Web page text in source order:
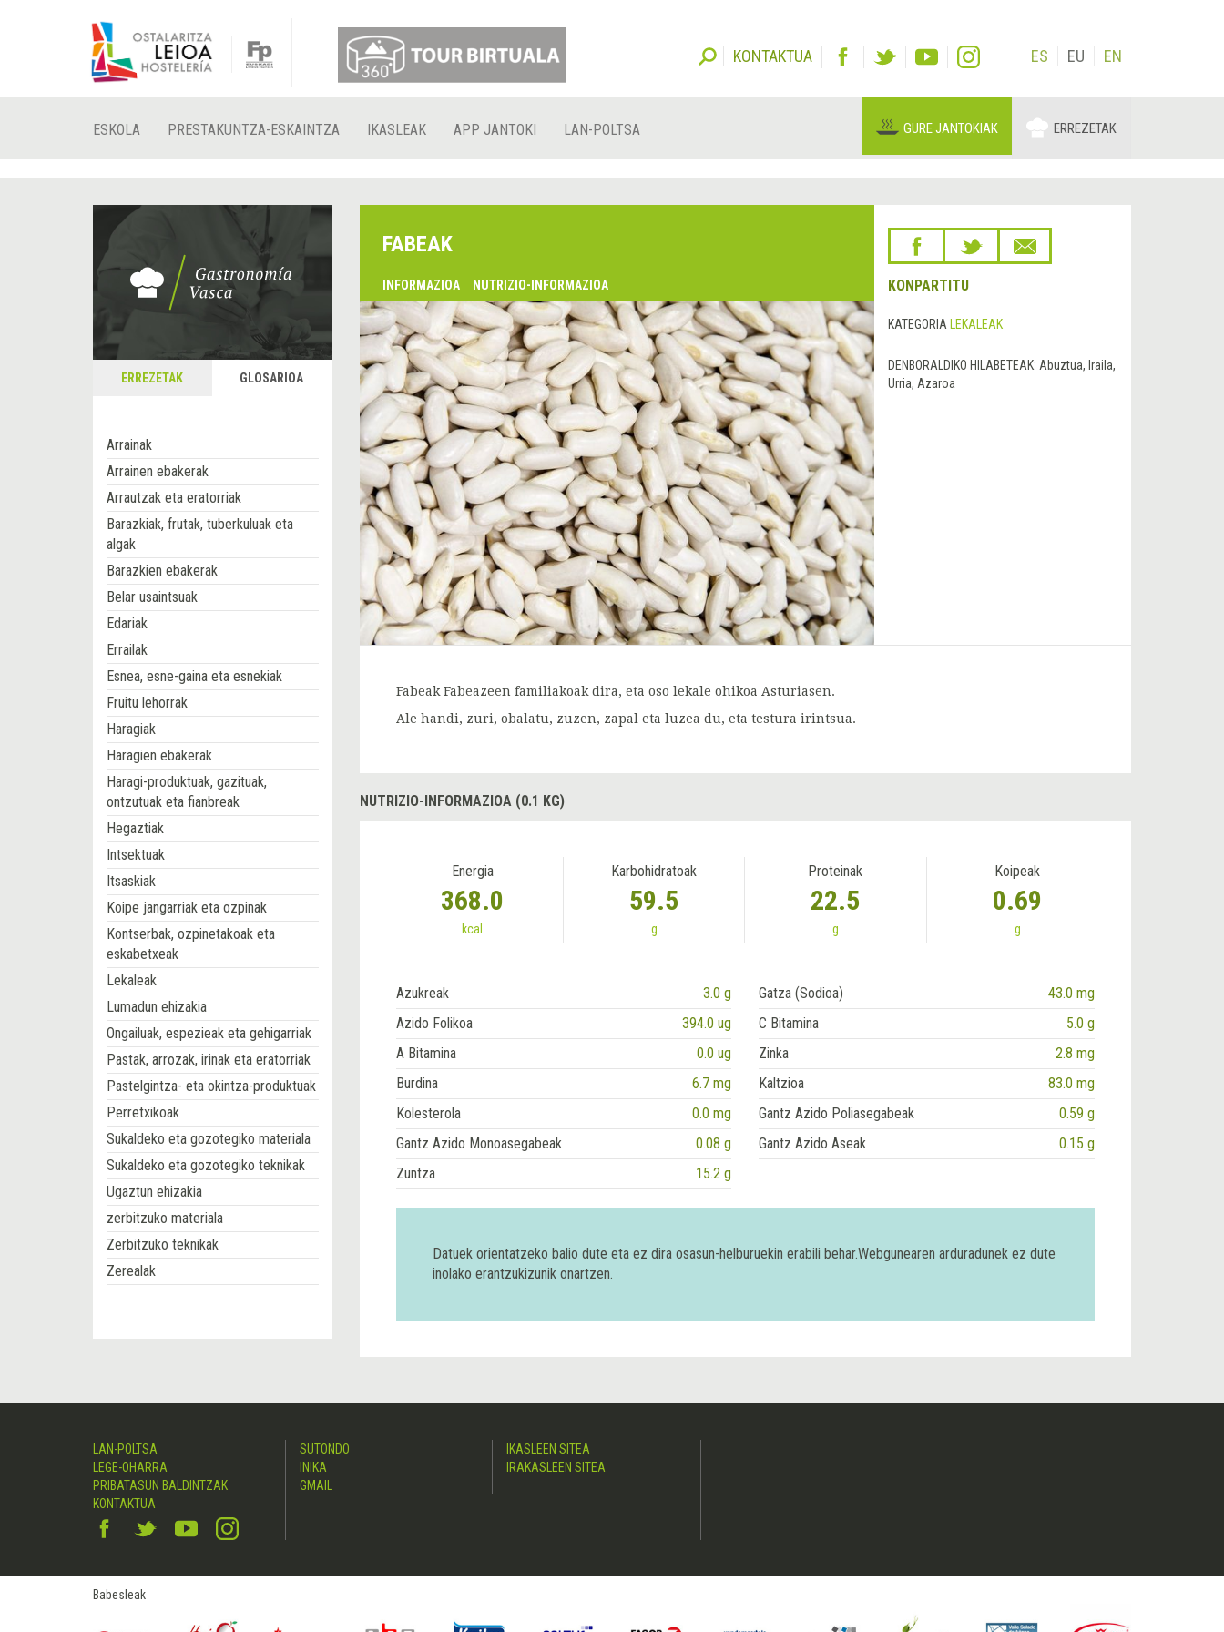
KONTAKTUA ES EU EN
ESKOLA PRESTAKUNTZA-ESKAINTZA IKASLEAK APP JANTOKI LAN-POLTSA GURE JANTOKIAK ERREZETAK
ERREZETAK GLOSARIOA
Arrainak
Arrainen ebakerak
Arrautzak eta eratorriak
Barazkiak, frutak, tuberkuluak eta
algak
Barazkien ebakerak
Belar usaintsuak
Edariak
Errailak
Esnea, esne-gaina eta esnekiak
Fruitu lehorrak
Haragiak
Haragien ebakerak
Haragi-produktuak, gazituak,
ontzutuak eta fianbreak
Hegaztiak
Intsektuak
Itsaskiak
Koipe jangarriak eta ozpinak
Kontserbak, ozpinetakoak eta
eskabetxeak
Lekaleak
Lumadun ehizakia
Ongailuak, espezieak eta gehigarriak
Pastak, arrozak, irinak eta eratorriak
Pastelgintza- eta okintza-produktuak
Perretxikoak
Sukaldeko eta gozotegiko materiala
Sukaldeko eta gozotegiko teknikak
Ugaztun ehizakia
zerbitzuko materiala
Zerbitzuko teknikak
Zerealak
FABEAK
INFORMAZIOA NUTRIZIO-INFORMAZIOA KONPARTITU
KATEGORIA LEKALEAK
DENBORALDIKO HILABETEAK: Abuztua, Iraila,
Urria, Azaroa
Fabeak Fabeazeen familiakoak dira, eta oso lekale ohikoa Asturiasen.
Ale handi, zuri, obalatu, zuzen, zapal eta luzea du, eta testura irintsua.
NUTRIZIO-INFORMAZIOA (0.1 KG)
Energia
368.0
kcal
Karbohidratoak
59.5
g
Proteinak
22.5
g
Koipeak
0.69
g
Azukreak 3.0 g Gatza (Sodioa)
43.0 mg
Azido Folikoa
394.0 ug C Bitamina
5.0 g
A Bitamina
0.0 ug Zinka
2.8 mg
Burdina
6.7 mg Kaltzioa
83.0 mg
Kolesterola
0.0 mg Gantz Azido Poliasegabeak
0.59 g
Gantz Azido Monoasegabeak
0.08 g Gantz Azido Aseak
0.15 g
Zuntza
15.2 g
Datuek orientatzeko balio dute eta ez dira osasun-helburuekin erabili behar.Webgunearen arduradunek ez dute
inolako erantzukizunik onartzen.
LAN-POLTSA
LEGE-OHARRA
PRIBATASUN BALDINTZAK
KONTAKTUA
SUTONDO
INIKA
GMAIL
IKASLEEN SITEA
IRAKASLEEN SITEA
Babesleak